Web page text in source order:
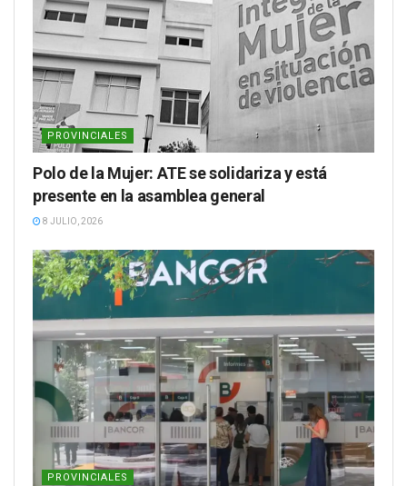
PROVINCIALES
Polo de la Mujer: ATE se solidariza y está
presente en la asamblea general
8 JULIO, 2026
PROVINCIALES